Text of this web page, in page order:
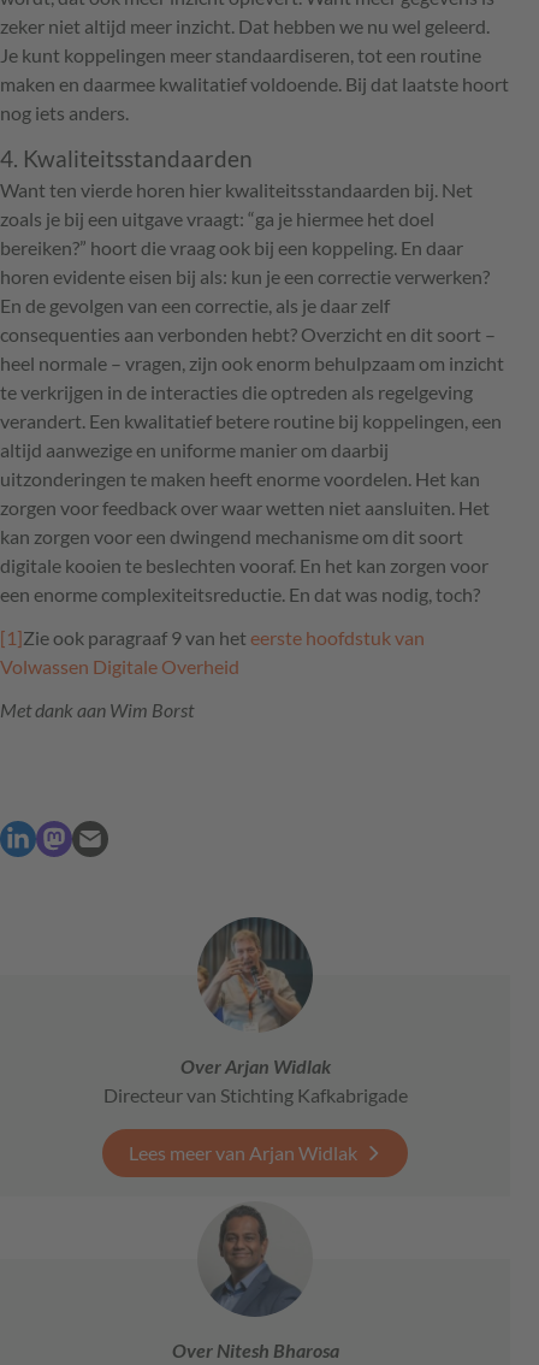
zeker niet altijd meer inzicht. Dat hebben we nu wel geleerd.
Je kunt koppelingen meer standaardiseren, tot een routine
maken en daarmee kwalitatief voldoende. Bij dat laatste hoort
nog iets anders.
4. Kwaliteitsstandaarden
Want ten vierde horen hier kwaliteitsstandaarden bij. Net
zoals je bij een uitgave vraagt: “ga je hiermee het doel
bereiken?” hoort die vraag ook bij een koppeling. En daar
horen evidente eisen bij als: kun je een correctie verwerken?
En de gevolgen van een correctie, als je daar zelf
consequenties aan verbonden hebt? Overzicht en dit soort –
heel normale – vragen, zijn ook enorm behulpzaam om inzicht
te verkrijgen in de interacties die optreden als regelgeving
verandert. Een kwalitatief betere routine bij koppelingen, een
altijd aanwezige en uniforme manier om daarbij
uitzonderingen te maken heeft enorme voordelen. Het kan
zorgen voor feedback over waar wetten niet aansluiten. Het
kan zorgen voor een dwingend mechanisme om dit soort
digitale kooien te beslechten vooraf. En het kan zorgen voor
een enorme complexiteitsreductie. En dat was nodig, toch?
[1]Zie ook paragraaf 9 van het eerste hoofdstuk van
Volwassen Digitale Overheid
Met dank aan Wim Borst
Over Arjan Widlak
Directeur van Stichting Kafkabrigade
Lees meer van Arjan Widlak
Over Nitesh Bharosa